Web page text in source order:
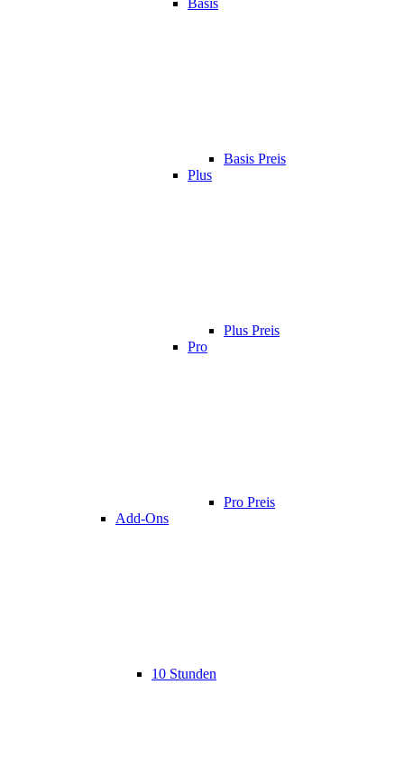
Basis
Basis Preis
Plus
Plus Preis
Pro
Pro Preis
Add-Ons
10 Stunden